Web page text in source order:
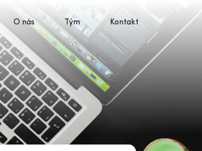
O nás Tým Kontakt